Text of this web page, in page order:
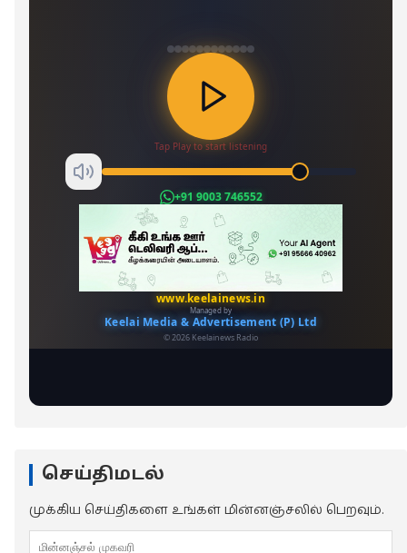
செய்திமடல்
முக்கிய செய்திகளை உங்கள் மின்னஞ்சலில் பெறவும்.